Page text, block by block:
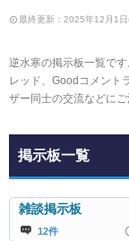
最終更新：2025年12月1
逆水寒の掲示板一覧で
レッド、Goodコメント
ザー同士の交流などにご
掲示板一覧
雑談掲示板
12件